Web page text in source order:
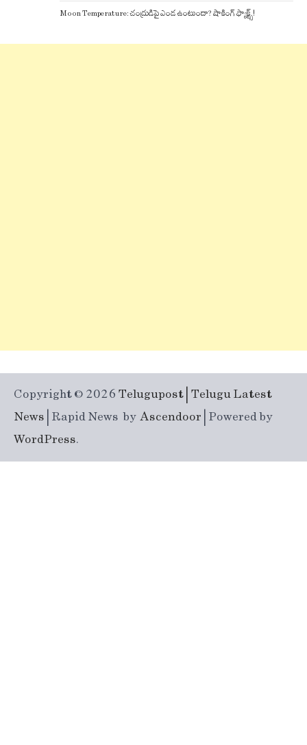
Moon Temperature: చంద్రుడిపై ఎండ ఉంటుందా? షాకింగ్ ఫ్యాక్ట్స్!
Copyright © 2026 Telugupost | Telugu Latest
News | Rapid News byAscendoor | Powered by
WordPress.